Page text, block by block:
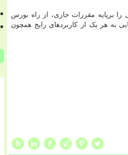
برپایه مقررات جاری، از راه بورس
به هر یک از کاربردهای رایج همچون